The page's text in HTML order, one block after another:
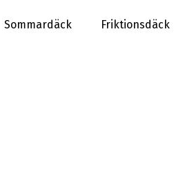
Sommardäck Friktionsdäck